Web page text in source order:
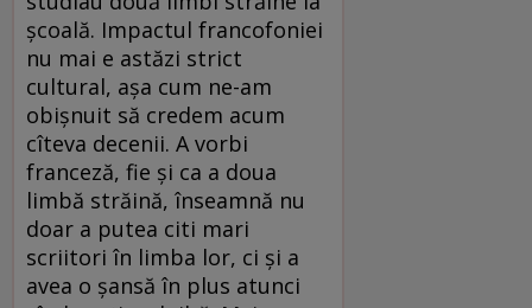
şcoală. Impactul francofoniei
nu mai e astăzi strict
cultural, aşa cum ne-am
obişnuit să credem acum
cîteva decenii. A vorbi
franceză, fie şi ca a doua
limbă străină, înseamnă nu
doar a putea citi mari
scriitori în limba lor, ci şi a
avea o şansă în plus atunci